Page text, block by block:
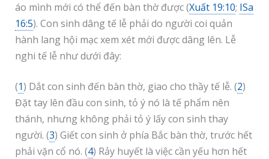
áo mình mới có thể đến bàn thờ được (Xuất 19:10; ISa
16:5). Con sinh dâng tế lễ phải do người coi quản
hành lang hội mạc xem xét mới được dâng lên. Lễ
nghi tế lễ như dưới đây:
(1) Dắt con sinh đến bàn thờ, giao cho thầy tế lễ. (2)
Đặt tay lên đầu con sinh, tỏ ý nó là tế phẩm nên
thánh, nhưng không phải tỏ ý lấy con sinh thay
người. (3) Giết con sinh ở phía Bắc bàn thờ, trước hết
phải vặn cổ nó. (4) Rảy huyết là việc cần yếu hơn hết